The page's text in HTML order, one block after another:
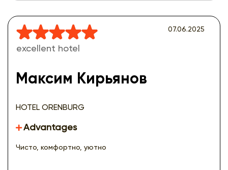
excellent hotel
Максим Кирьянов
HOTEL ORENBURG
07.06.2025
Advantages
Чисто, комфортно, уютно